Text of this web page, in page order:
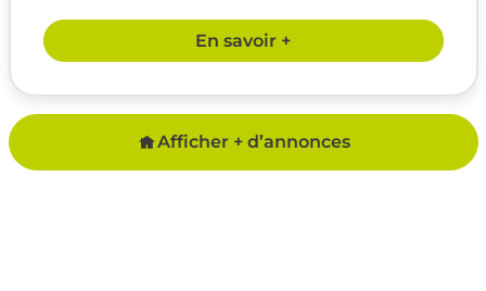
En savoir +
Afficher + d’annonces